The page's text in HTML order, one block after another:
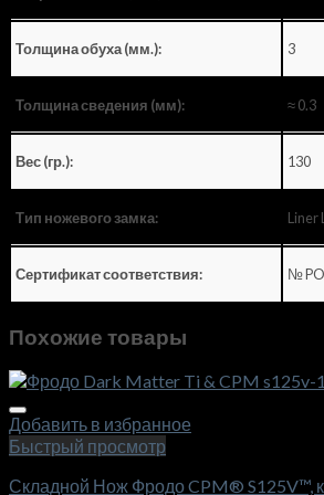
Толщина обуха (мм.): 3
Толщина сведения (мм): ≈ 0.3
Вес (гр.): 130
Тип ножевого замка: Liner
Сертификат соответствия: №
Похожие товары
Добавить в избранное
Быстрый просмотр
Складной Нож Фродо CPM® S125V™,